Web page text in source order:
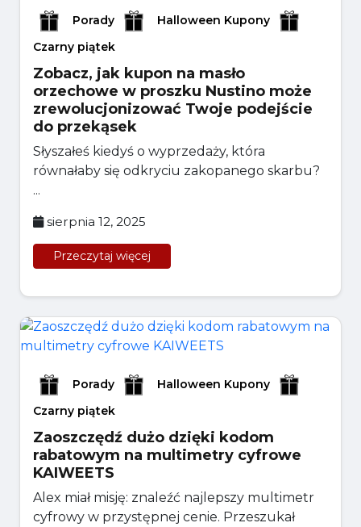
Porady
Halloween Kupony
Czarny piątek
Zobacz, jak kupon na masło
orzechowe w proszku Nustino może
zrewolucjonizować Twoje podejście
do przekąsek
Słyszałeś kiedyś o wyprzedaży, która
równałaby się odkryciu zakopanego skarbu?
...
sierpnia 12, 2025
Przeczytaj więcej
Porady
Halloween Kupony
Czarny piątek
Zaoszczędź dużo dzięki kodom
rabatowym na multimetry cyfrowe
KAIWEETS
Alex miał misję: znaleźć najlepszy multimetr
cyfrowy w przystępnej cenie. Przeszukał